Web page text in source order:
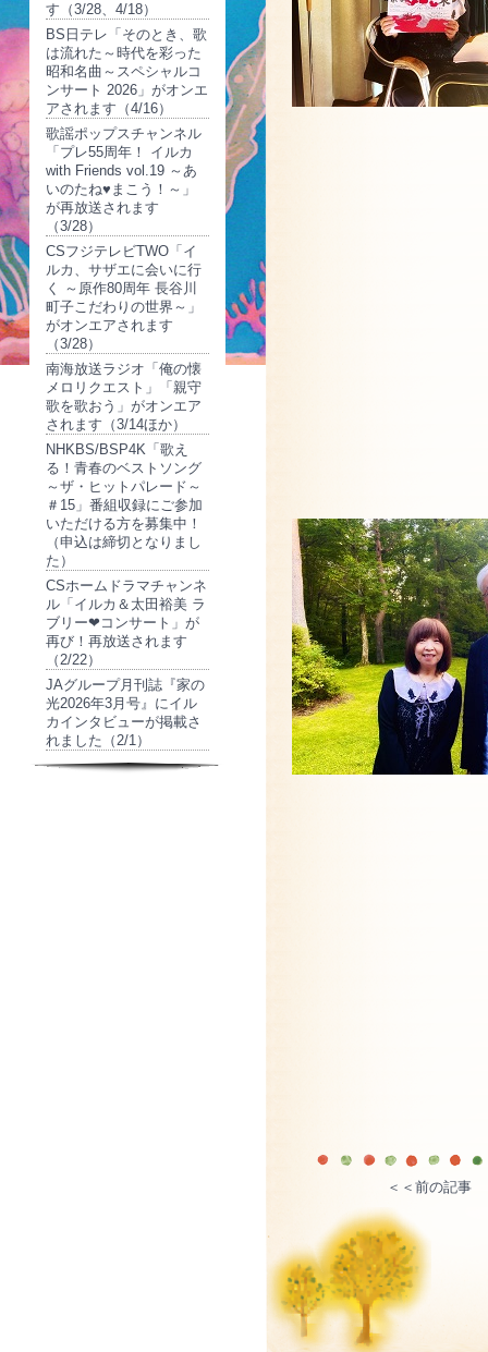
す（3/28、4/18）
BS日テレ「そのとき、歌
は流れた～時代を彩った
昭和名曲～スペシャルコ
ンサート 2026」がオンエ
アされます（4/16）
歌謡ポップスチャンネル
「プレ55周年！ イルカ
with Friends vol.19 ～あ
いのたね♥まこう！～」
が再放送されます
（3/28）
CSフジテレビTWO「イ
ルカ、サザエに会いに行
く ～原作80周年 長谷川
町子こだわりの世界～」
がオンエアされます
（3/28）
南海放送ラジオ「俺の懐
メロリクエスト」「親守
歌を歌おう」がオンエア
されます（3/14ほか）
NHKBS/BSP4K「歌え
る！青春のベストソング
～ザ・ヒットパレード～
＃15」番組収録にご参加
いただける方を募集中！
（申込は締切となりまし
た）
CSホームドラマチャンネ
ル「イルカ＆太田裕美 ラ
ブリー❤コンサート」が
再び！再放送されます
（2/22）
JAグループ月刊誌『家の
光2026年3月号』にイル
カインタビューが掲載さ
れました（2/1）
＜＜前の記事